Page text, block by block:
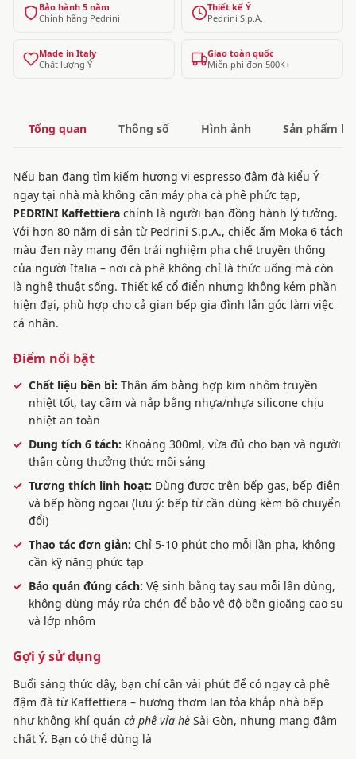
Bảo hành 5 năm
Chính hãng Pedrini
Thiết kế Ý
Pedrini S.p.A.
Made in Italy
Chất lượng Ý
Giao toàn quốc
Miễn phí đơn 500K+
Tổng quan Thông số Hình ảnh Sản phẩm
Nếu bạn đang tìm kiếm hương vị espresso đậm đà kiểu Ý
ngay tại nhà mà không cần máy pha cà phê phức tạp,
PEDRINI Kaffettiera chính là người bạn đồng hành lý tưởng.
Với hơn 80 năm di sản từ Pedrini S.p.A., chiếc ấm Moka 6 tách
màu đen này mang đến trải nghiệm pha chế truyền thống
của người Italia – nơi cà phê không chỉ là thức uống mà còn
là nghệ thuật sống. Thiết kế cổ điển nhưng không kém phần
hiện đại, phù hợp cho cả gian bếp gia đình lẫn góc làm việc
cá nhân.
Điểm nổi bật
Chất liệu bền bỉ: Thân ấm bằng hợp kim nhôm truyền
nhiệt tốt, tay cầm và nắp bằng nhựa/nhựa silicone chịu
nhiệt an toàn
Dung tích 6 tách: Khoảng 300ml, vừa đủ cho bạn và người
thân cùng thưởng thức mỗi sáng
Tương thích linh hoạt: Dùng được trên bếp gas, bếp điện
và bếp hồng ngoại (lưu ý: bếp từ cần dùng kèm bộ chuyển
đổi)
Thao tác đơn giản: Chỉ 5-10 phút cho mỗi lần pha, không
cần kỹ năng phức tạp
Bảo quản đúng cách: Vệ sinh bằng tay sau mỗi lần dùng,
không dùng máy rửa chén để bảo vệ độ bền gioăng cao su
và lớp nhôm
Gợi ý sử dụng
Buổi sáng thức dậy, bạn chỉ cần vài phút để có ngay cà phê
đậm đà từ Kaffettiera – hương thơm lan tỏa khắp nhà bếp
như không khí quán cà phê vỉa hè Sài Gòn, nhưng mang đậm
chất Ý. Bạn có thể dùng là